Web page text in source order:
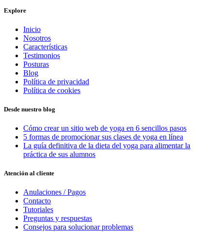
Explore
Inicio
Nosotros
Características
Testimonios
Posturas
Blog
Política de privacidad
Política de cookies
Desde nuestro blog
Cómo crear un sitio web de yoga en 6 sencillos pasos
5 formas de promocionar sus clases de yoga en línea
La guía definitiva de la dieta del yoga para alimentar la
práctica de sus alumnos
Atención al cliente
Anulaciones / Pagos
Contacto
Tutoriales
Preguntas y respuestas
Consejos para solucionar problemas